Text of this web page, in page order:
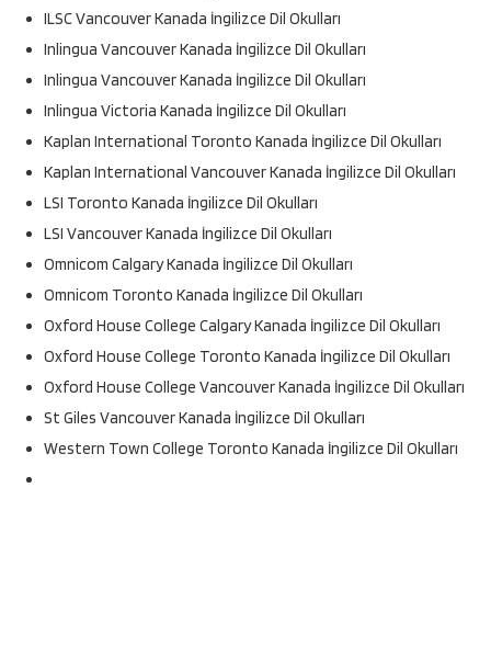
ILSC Vancouver Kanada İngilizce Dil Okulları
Inlingua Vancouver Kanada İngilizce Dil Okulları
Inlingua Vancouver Kanada İngilizce Dil Okulları
Inlingua Victoria Kanada İngilizce Dil Okulları
Kaplan International Toronto Kanada İngilizce Dil Okulları
Kaplan International Vancouver Kanada İngilizce Dil Okulları
LSI Toronto Kanada İngilizce Dil Okulları
LSI Vancouver Kanada İngilizce Dil Okulları
Omnicom Calgary Kanada İngilizce Dil Okulları
Omnicom Toronto Kanada İngilizce Dil Okulları
Oxford House College Calgary Kanada İngilizce Dil Okulları
Oxford House College Toronto Kanada İngilizce Dil Okulları
Oxford House College Vancouver Kanada İngilizce Dil Okulları
St Giles Vancouver Kanada İngilizce Dil Okulları
Western Town College Toronto Kanada İngilizce Dil Okulları